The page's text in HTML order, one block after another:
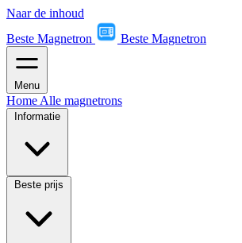
Naar de inhoud
Beste Magnetron
Beste Magnetron
Menu
Home Alle magnetrons
Informatie
Beste prijs